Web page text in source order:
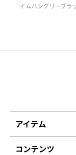
イムハングリーブラ
アイテム
コンテンツ